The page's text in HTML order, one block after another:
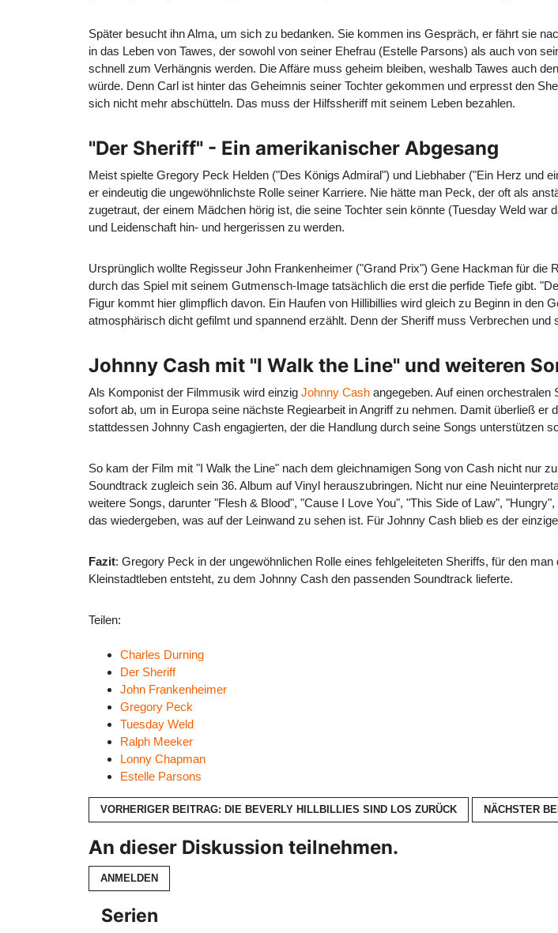
Später besucht ihn Alma, um sich zu bedanken. Sie kommen ins Gespräch, er fährt sie
in das Leben von Tawes, der sowohl von seiner Ehefrau (Estelle Parsons) als auch von
schnell zum Verhängnis werden. Die Affäre muss geheim bleiben, weshalb Tawes auch
würde. Denn Carl ist hinter das Geheimnis seiner Tochter gekommen und erpresst den
sich nicht mehr abschütteln. Das muss der Hilfssheriff mit seinem Leben bezahlen.
"Der Sheriff" - Ein amerikanischer Abgesang
Meist spielte Gregory Peck Helden ("Des Königs Admiral") und Liebhaber ("Ein Herz und
er eindeutig die ungewöhnlichste Rolle seiner Karriere. Nie hätte man Peck, der oft als
zugetraut, der einem Mädchen hörig ist, die seine Tochter sein könnte (Tuesday Weld
und Leidenschaft hin- und hergerissen zu werden.
Ursprünglich wollte Regisseur John Frankenheimer ("Grand Prix") Gene Hackman für die
durch das Spiel mit seinem Gutmensch-Image tatsächlich die erst die perfide Tiefe gibt.
Figur kommt hier glimpflich davon. Ein Haufen von Hillibillies wird gleich zu Beginn in den
atmosphärisch dicht gefilmt und spannend erzählt. Denn der Sheriff muss Verbrechen
Johnny Cash mit "I Walk the Line" und weiteren
Als Komponist der Filmmusik wird einzig Johnny Cash angegeben. Auf einen
sofort ab, um in Europa seine nächste Regiearbeit in Angriff zu nehmen. Damit überließ
stattdessen Johnny Cash engagierten, der die Handlung durch seine Songs unterstützen
So kam der Film mit "I Walk the Line" nach dem gleichnamigen Song von Cash nicht nur
Soundtrack zugleich sein 36. Album auf Vinyl herauszubringen. Nicht nur eine
weitere Songs, darunter "Flesh & Blood", "Cause I Love You", "This Side of Law",
das wiedergeben, was auf der Leinwand zu sehen ist. Für Johnny Cash blieb es der
Fazit: Gregory Peck in der ungewöhnlichen Rolle eines fehlgeleiteten Sheriffs, für den
Kleinstadtleben entsteht, zu dem Johnny Cash den passenden Soundtrack lieferte.
Teilen:
Charles Durning
Der Sheriff
John Frankenheimer
Gregory Peck
Tuesday Weld
Ralph Meeker
Lonny Chapman
Estelle Parsons
VORHERIGER BEITRAG: DIE BEVERLY HILLBILLIES SIND LOS ZURÜCK NÄCHSTER
An dieser Diskussion teilnehmen.
ANMELDEN
Serien